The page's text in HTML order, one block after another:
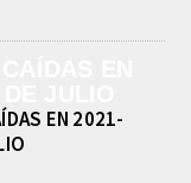
EN 2021-